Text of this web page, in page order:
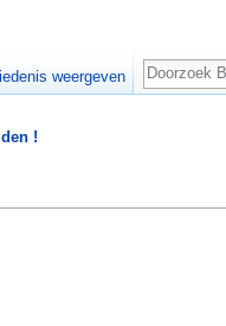
!
weergeven
Zoeken